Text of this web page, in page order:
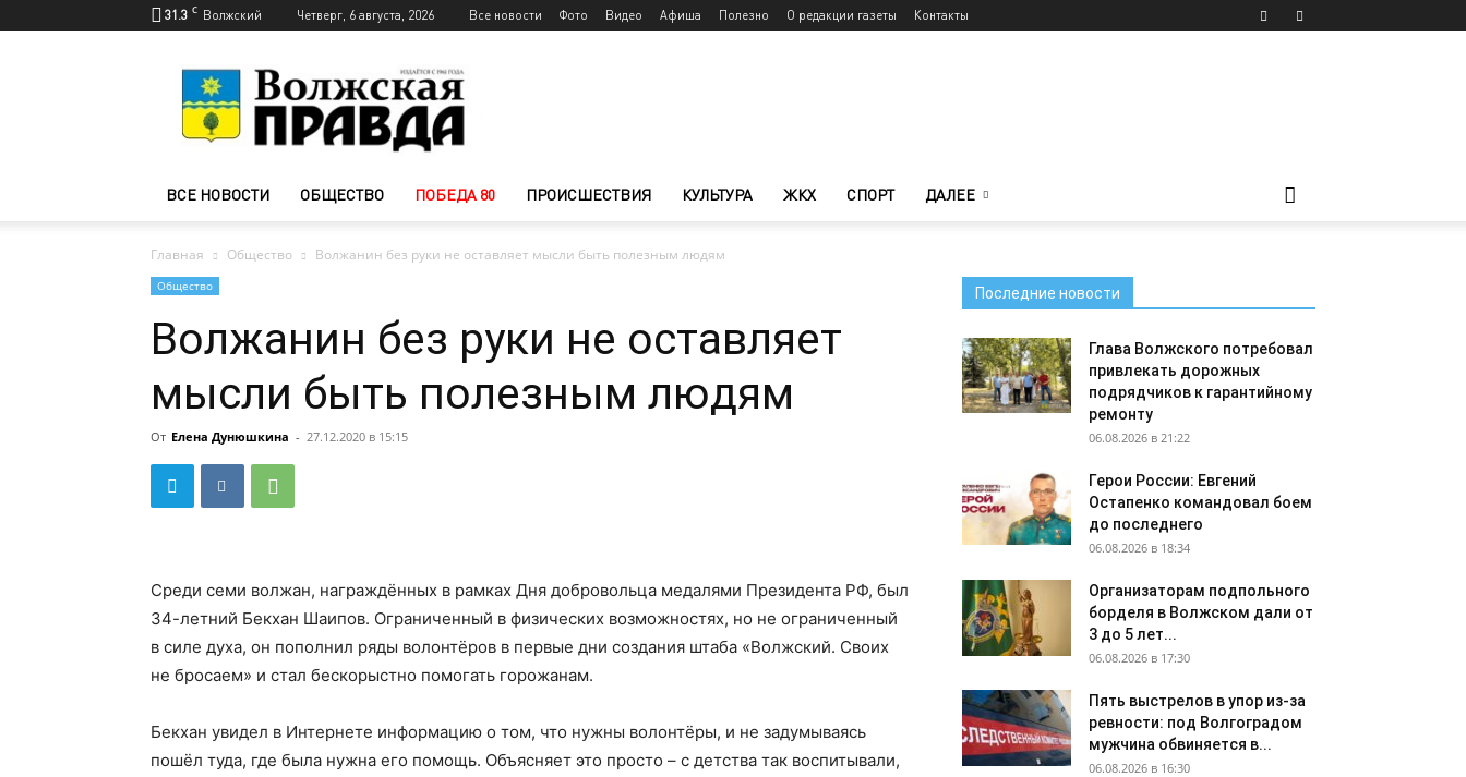
31.3 C Волжский Четверг, 6 августа, 2026 Все новости Фото Видео Афиша Полезно О редакции газеты Контакты
Волжского
—
Волжская
ВСЕ НОВОСТИ ОБЩЕСТВО ПОБЕДА 80 ПРОИСШЕСТВИЯ КУЛЬТУРА ЖКХ СПОРТ ДАЛЕЕ
Главная Общество Волжанин без руки не оставляет мысли быть полезным людям
Общество
Волжанин без руки не оставляет
мысли быть полезным людям
От Елена Дунюшкина - 27.12.2020 в 15:15
Среди семи волжан, награждённых в рамках Дня добровольца медалями Президента РФ, был
34-летний Бекхан Шаипов. Ограниченный в физических возможностях, но не ограниченный
в силе духа, он пополнил ряды волонтёров в первые дни создания штаба «Волжский. Своих
не бросаем» и стал бескорыстно помогать горожанам.
Бекхан увидел в Интернете информацию о том, что нужны волонтёры, и не задумываясь
пошёл туда, где была нужна его помощь. Объясняет это просто – с детства так воспитывали,
Последние новости
Глава Волжского потребовал
привлекать дорожных
подрядчиков к гарантийному
ремонту
06.08.2026 в 21:22
Герои России: Евгений
Остапенко командовал боем
до последнего
06.08.2026 в 18:34
Организаторам подпольного
борделя в Волжском дали от
3 до 5 лет...
06.08.2026 в 17:30
Пять выстрелов в упор из-за
ревности: под Волгоградом
мужчина обвиняется в...
06.08.2026 в 16:30